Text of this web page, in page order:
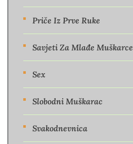
Priče Iz Prve Ruke
Savjeti Za Mlađe Muškarce
Sex
Slobodni Muškarac
Svakodnevnica